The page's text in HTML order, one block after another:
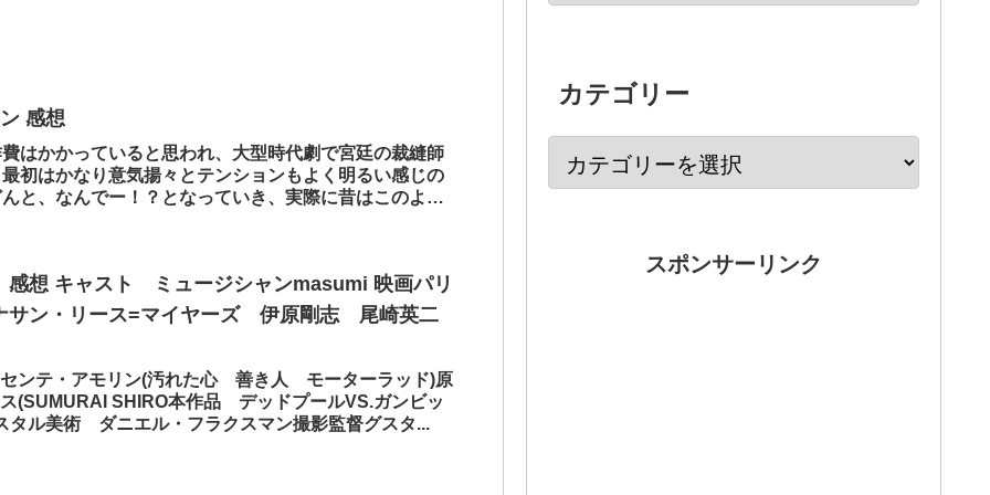
感想
はかかっていると思われ、大型時代劇で宮廷の裁縫師
初はかなり意気揚々とテンションもよく明るい感じの
と、なんでー！？となっていき、実際に昔はこのよう
想 キャスト ミュージシャンmasumi 映画パリ
サン・リース=マイヤーズ 伊原剛志 尾崎英二
ンテ・アモリン(汚れた心 善き人 モーターラッド)原
(SUMURAI SHIRO本作品 デッドプールVS.ガンビッ
ル美術 ダニエル・フラクスマン撮影監督グスタ...
カテゴリー
スポンサーリンク